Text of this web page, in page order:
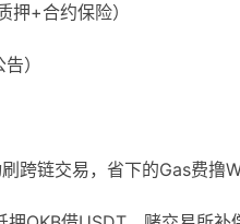
押+合约保险）
）
跨链交易，省下的Gas费撸